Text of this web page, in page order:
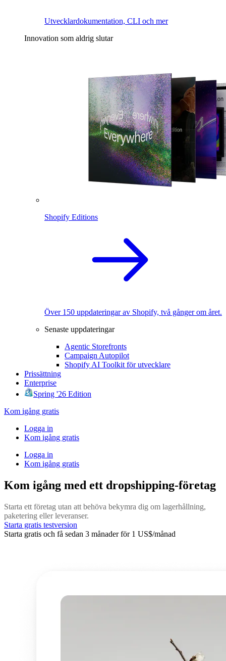
Utvecklardokumentation, CLI och mer
Innovation som aldrig slutar
Shopify Editions
Över 150 uppdateringar av Shopify, två gånger om året.
Senaste uppdateringar
Agentic Storefronts
Campaign Autopilot
Shopify AI Toolkit för utvecklare
Prissättning
Enterprise
Spring '26 Edition
Kom igång gratis
Logga in
Kom igång gratis
Logga in
Kom igång gratis
Kom igång med ett dropshipping-företag
Starta ett företag utan att behöva bekymra dig om lagerhållning,
paketering eller leveranser.
Starta gratis testversion
Starta gratis och få sedan 3 månader för 1 US$/månad